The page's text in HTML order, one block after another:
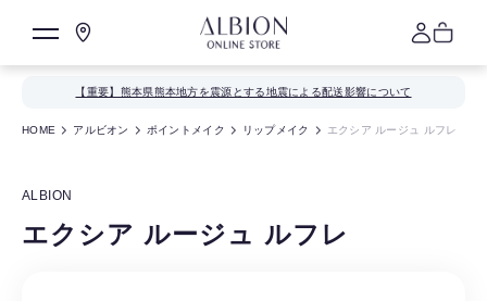
【重要】熊本県熊本地方を震源とする地震による配送影響について
HOME アルビオン ポイントメイク リップメイク エクシア ルージュ ルフレ
ALBION
エクシア ルージュ ルフレ